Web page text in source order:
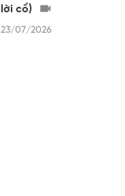
lời cổ)
23/07/2026